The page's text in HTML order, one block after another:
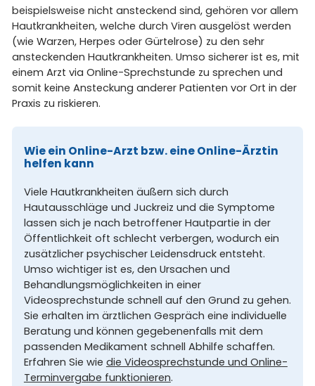
beispielsweise nicht ansteckend sind, gehören vor allem
Hautkrankheiten, welche durch Viren ausgelöst werden
(wie Warzen, Herpes oder Gürtelrose) zu den sehr
ansteckenden Hautkrankheiten. Umso sicherer ist es, mit
einem Arzt via Online-Sprechstunde zu sprechen und
somit keine Ansteckung anderer Patienten vor Ort in der
Praxis zu riskieren.
Wie ein Online-Arzt bzw. eine Online-Ärztin
helfen kann
Viele Hautkrankheiten äußern sich durch
Hautausschläge und Juckreiz und die Symptome
lassen sich je nach betroffener Hautpartie in der
Öffentlichkeit oft schlecht verbergen, wodurch ein
zusätzlicher psychischer Leidensdruck entsteht.
Umso wichtiger ist es, den Ursachen und
Behandlungsmöglichkeiten in einer
Videosprechstunde schnell auf den Grund zu gehen.
Sie erhalten im ärztlichen Gespräch eine individuelle
Beratung und können gegebenenfalls mit dem
passenden Medikament schnell Abhilfe schaffen.
Erfahren Sie wie die Videosprechstunde und Online-
Terminvergabe funktionieren.